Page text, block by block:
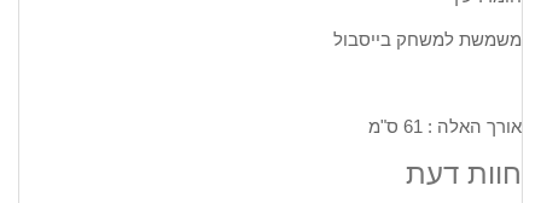
משמשת למשחק בייסבול
אורך האלה : 61 ס"מ
חוות דעת